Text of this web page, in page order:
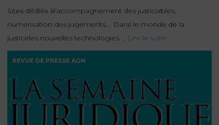
Sites dédiés àl’accompagnement des justiciables,
numérisation des jugements…. Dans le monde de la
justiceles nouvelles technologies ... Lire la suite
REVUE DE PRESSE AGN